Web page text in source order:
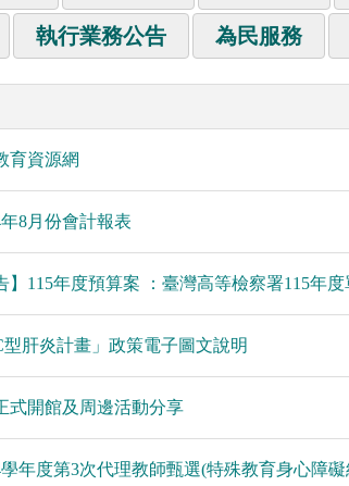
執行業務公告 為民服務
育資源網
8月份會計報表
】115年度預算案 ：臺灣高等檢察署115年
型肝炎計畫」政策電子圖文說明
式開館及周邊活動分享
年度第3次代理教師甄選(特殊教育身心障